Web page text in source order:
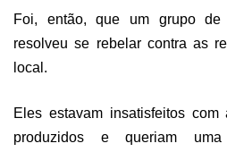
Foi, então, que um grupo de
resolveu se rebelar contra as
local.
Eles estavam insatisfeitos
produzidos e queriam